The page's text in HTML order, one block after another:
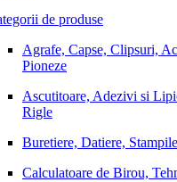
de produse
Agrafe, Capse, Clipsuri,
Pioneze
Ascutitoare, Adezivi si
Rigle
Buretiere, Datiere,
Calculatoare de Birou,